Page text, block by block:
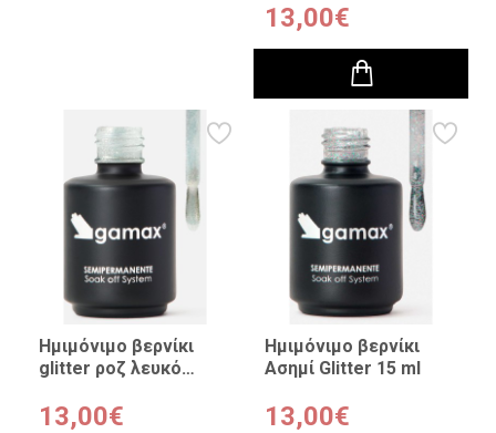
13,00€
Ημιμόνιμο βερνίκι
glitter ροζ λευκό
13,00€
Ημιμόνιμο βερνίκι
Ασημί Glitter 15 ml
13,00€